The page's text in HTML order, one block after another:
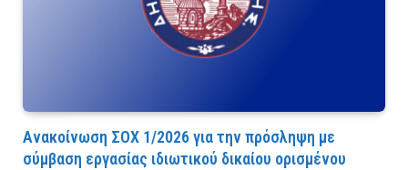
Ανακοίνωση ΣΟΧ 1/2026 για την πρόσληψη με
σύμβαση εργασίας ιδιωτικού δικαίου ορισμένου